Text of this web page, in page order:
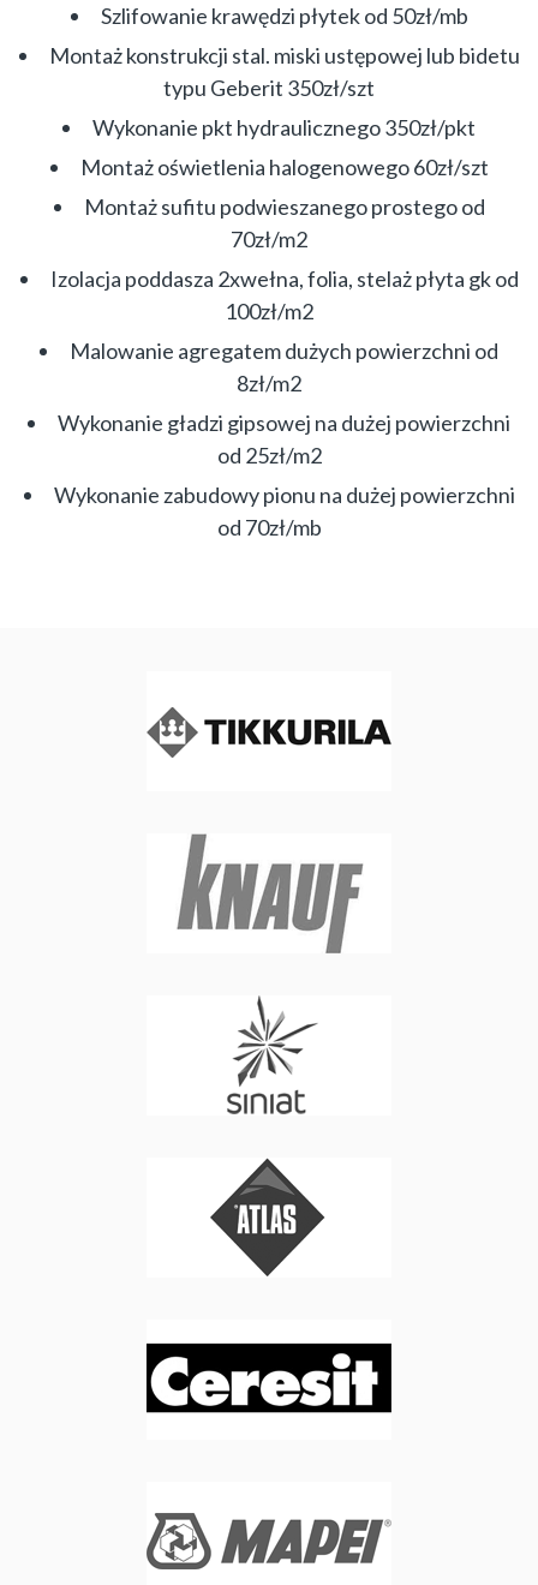
Szlifowanie krawędzi płytek od 50zł/mb
Montaż konstrukcji stal. miski ustępowej lub bidetu
typu Geberit 350zł/szt
Wykonanie pkt hydraulicznego 350zł/pkt
Montaż oświetlenia halogenowego 60zł/szt
Montaż sufitu podwieszanego prostego od
70zł/m2
Izolacja poddasza 2xwełna, folia, stelaż płyta gk od
100zł/m2
Malowanie agregatem dużych powierzchni od
8zł/m2
Wykonanie gładzi gipsowej na dużej powierzchni
od 25zł/m2
Wykonanie zabudowy pionu na dużej powierzchni
od 70zł/mb